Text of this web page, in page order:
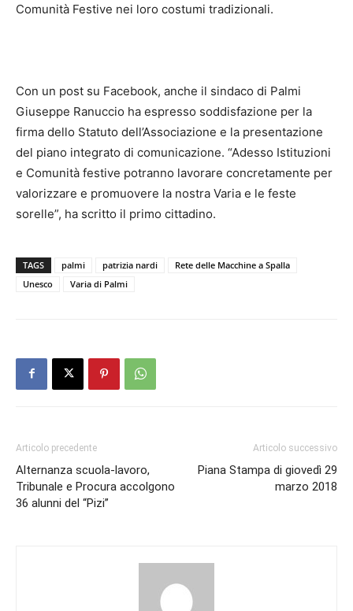
Comunità Festive nei loro costumi tradizionali.
Con un post su Facebook, anche il sindaco di Palmi
Giuseppe Ranuccio ha espresso soddisfazione per la
firma dello Statuto dell’Associazione e la presentazione
del piano integrato di comunicazione. “Adesso Istituzioni
e Comunità festive potranno lavorare concretamente per
valorizzare e promuovere la nostra Varia e le feste
sorelle”, ha scritto il primo cittadino.
TAGS palmi patrizia nardi
Rete delle Macchine a Spalla
Unesco
Varia di Palmi
Articolo precedente
Alternanza scuola-lavoro,
Tribunale e Procura accolgono
36 alunni del “Pizi”
Articolo successivo
Piana Stampa di giovedì 29
marzo 2018